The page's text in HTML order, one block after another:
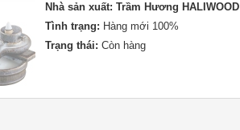
Nhà sản xuất: Trầm Hương HALIWOOD
Tình trạng: Hàng mới 100%
Trạng thái: Còn hàng